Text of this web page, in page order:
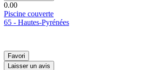
0.00
Piscine couverte
65 - Hautes-Pyrénées
Favori
Laisser un avis